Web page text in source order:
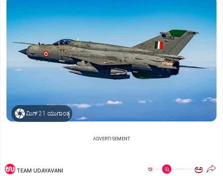
ಮಿಗ್‌ 21 ಯುಗಾಂತ್ಯ
ADVERTISEMENT
TEAM UDAYAVANI ಅ ಅ